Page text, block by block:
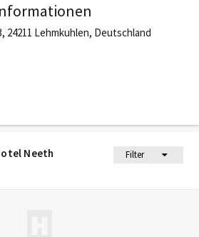
Neeth
Filter
24211 Lehmkuhlen, Deutschland